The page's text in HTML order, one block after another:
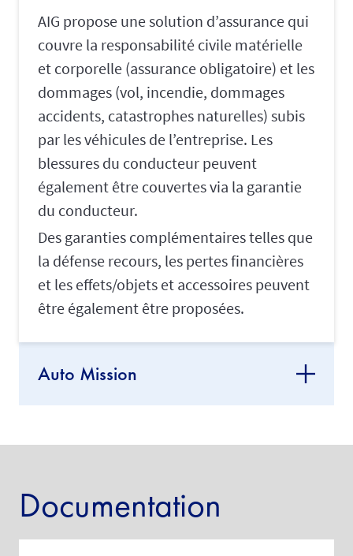
AIG propose une solution d’assurance qui
couvre la responsabilité civile matérielle
et corporelle (assurance obligatoire) et les
dommages (vol, incendie, dommages
accidents, catastrophes naturelles) subis
par les véhicules de l’entreprise. Les
blessures du conducteur peuvent
également être couvertes via la garantie
du conducteur.
Des garanties complémentaires telles que
la défense recours, les pertes financières
et les effets/objets et accessoires peuvent
être également être proposées.
Auto Mission
Documentation